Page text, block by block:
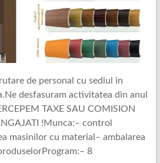
de personal cu sediul in
desfasuram activitatea din anul
TAXE SAU COMISION
!Munca:– control
masinilor cu material– ambalarea
8